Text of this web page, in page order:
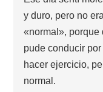
y duro, pero no
«normal»,
pude conducir
hacer ejercicio,
normal.